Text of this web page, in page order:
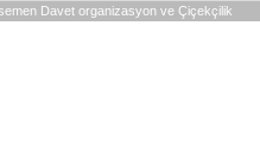
Davet organizasyon ve Çiçekçilik